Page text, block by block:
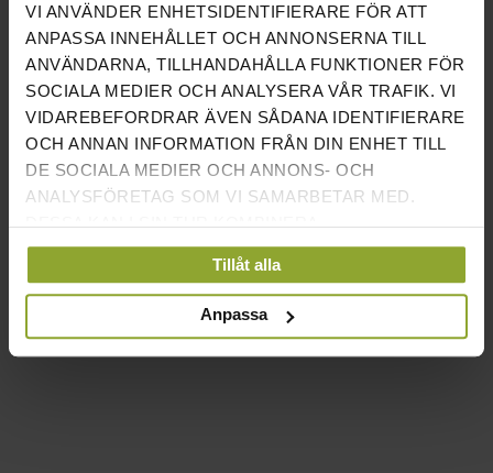
VI ANVÄNDER ENHETSIDENTIFIERARE FÖR ATT
ANPASSA INNEHÅLLET OCH ANNONSERNA TILL
ANVÄNDARNA, TILLHANDAHÅLLA FUNKTIONER FÖR
SOCIALA MEDIER OCH ANALYSERA VÅR TRAFIK. VI
VIDAREBEFORDRAR ÄVEN SÅDANA IDENTIFIERARE
OCH ANNAN INFORMATION FRÅN DIN ENHET TILL
DE SOCIALA MEDIER OCH ANNONS- OCH
ANALYSFÖRETAG SOM VI SAMARBETAR MED.
DESSA KAN I SIN TUR KOMBINERA
INFORMATIONEN MED ANNAN INFORMATION SOM
DU HAR TILLHANDAHÅLLIT ELLER SOM DE HAR
SAMLAT IN NÄR DU HAR ANVÄNT DERAS
Tillåt alla
Anpassa
Information:
- Bulgarian Bag 12kg
- Fyllda med bekväm sandlösning som gör att sandsäcken på
ett skönt sätt formar sig runt nacken
- Bekvämt ytterhölje i konstläder
Bulgarian bags som tål kommersiell användning, till
hemmagyms-pris. En oerhört prisvärd sandsäck från märket
Recoil. Det perfekta grundredskapet i ett funktionellt gym.